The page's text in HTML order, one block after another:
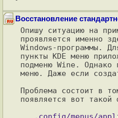
Восстановление
Опишу ситуацию на
проявляется именно
Windows-программы.
пункты KDE меню
подменю Wine. Однако
меню. Даже если
Проблема состоит в
появляется вот такой